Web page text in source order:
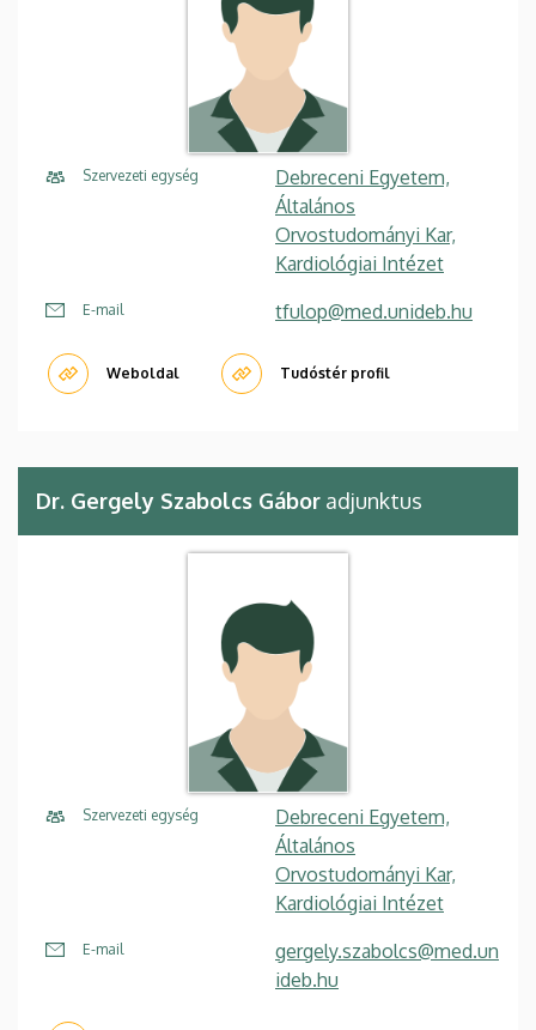
Szervezeti egység
Debreceni Egyetem,
Általános
Orvostudományi Kar,
Kardiológiai Intézet
E-mail tfulop@med.unideb.hu
Weboldal Tudóstér profil
Dr. Gergely Szabolcs Gábor adjunktus
Szervezeti egység
Debreceni Egyetem,
Általános
Orvostudományi Kar,
Kardiológiai Intézet
E-mail
gergely.szabolcs@med.un
ideb.hu